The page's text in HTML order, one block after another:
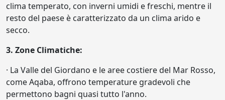
clima temperato, con inverni umidi e freschi, mentre il
resto del paese è caratterizzato da un clima arido e
secco.
3. Zone Climatiche:
· La Valle del Giordano e le aree costiere del Mar Rosso,
come Aqaba, offrono temperature gradevoli che
permettono bagni quasi tutto l'anno.